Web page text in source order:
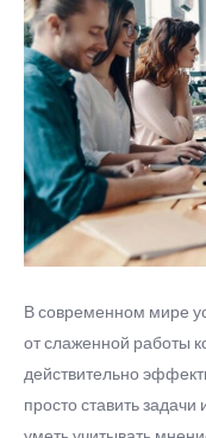
В современном мире
от слаженной работы
действительно
просто ставить